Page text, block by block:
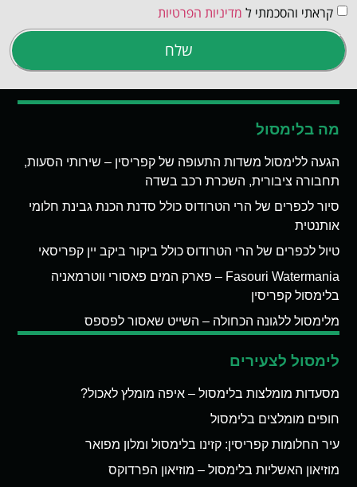
קראתי והסכמתי ל מדיניות הפרטיות
שלח
מה בלימסול
הגעה ללימסול משדות התעופה של קפריסין – שירותי הסעות,
תחבורה ציבורית, השכרת רכב בשדה
סיור לכפרים של הרי הטרודוס כולל סדנת הכנת גבינת חלומי
אותנטית
טיול לכפרים של הרי הטרודוס כולל ביקור ביקב יין קפריסאי
Fasouri Watermania – פארק המים פאסורי ווטרמאניה
בלימסול קפריסין
מלימסול ללגונה הכחולה – השייט שאסור לפספס
לימסול לצעירים
מסעדות מומלצות בלימסול – איפה מומלץ לאכול?
חופים מומלצים בלימסול
עיר החלומות קפריסין: קזינו בלימסול ומלון מפואר
מוזיאון האשליות בלימסול – מוזיאון הפרדוקס